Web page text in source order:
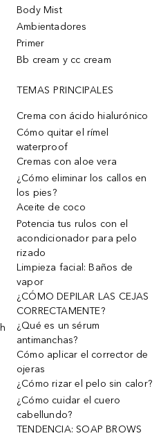
Body Mist
Ambientadores
Primer
Bb cream y cc cream
TEMAS PRINCIPALES
Crema con ácido hialurónico
Cómo quitar el rímel
waterproof
Cremas con aloe vera
¿Cómo eliminar los callos en
los pies?
Aceite de coco
Potencia tus rulos con el
acondicionador para pelo
rizado
Limpieza facial: Baños de
vapor
¿CÓMO DEPILAR LAS CEJAS
CORRECTAMENTE?
¿Qué es un sérum
antimanchas?
Cómo aplicar el corrector de
ojeras
¿Cómo rizar el pelo sin calor?
¿Cómo cuidar el cuero
cabellundo?
TENDENCIA: SOAP BROWS